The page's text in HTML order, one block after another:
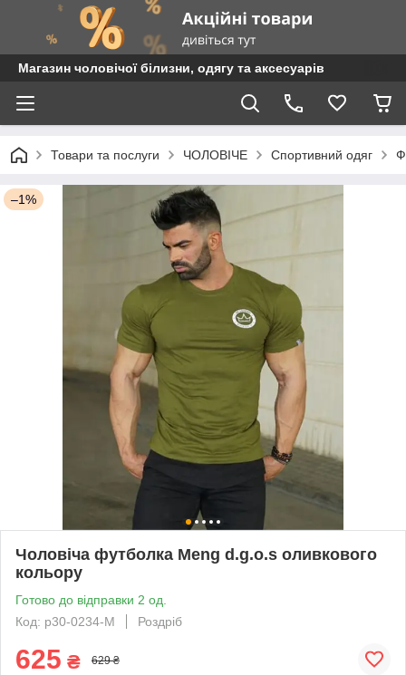
Магазин чоловічої білизни, одягу та аксесуарів
Товари та послуги ЧОЛОВІЧЕ Спортивний одяг
–1%
Чоловіча футболка Meng d.g.o.s оливкового
кольору
Готово до відправки 2 од.
Код: p30-0234-M
Роздріб
625 ₴ 629 ₴